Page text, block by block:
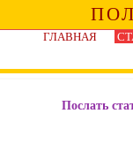
ГЛАВНАЯ
Послать